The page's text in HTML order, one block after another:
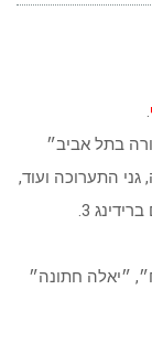
.
בתל אביב״
התערוכה ועוד,
3.
״יאלה חתונה״